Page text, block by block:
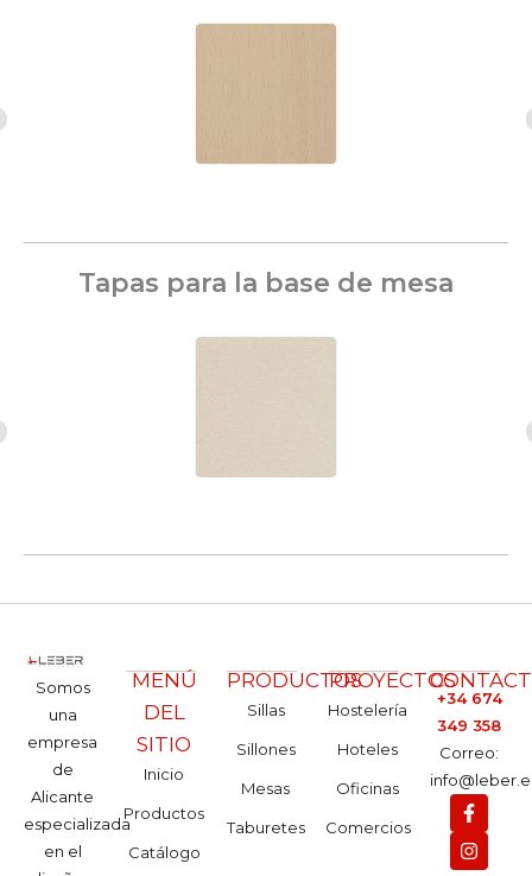
Tapas para la base de mesa
Somos
una
empresa
de
Alicante
especializada
en el
MENÚ
DEL
SITIO
Inicio
Productos
Catálogo
PRODUCTOS
Sillas
Sillones
Mesas
Taburetes
PROYECTOS
Hostelería
Hoteles
Oficinas
Comercios
+34 674
349 358
Correo: